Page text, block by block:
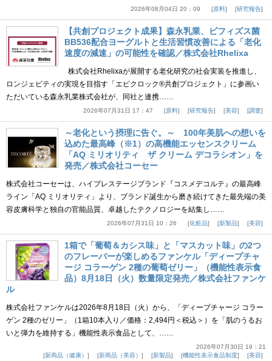
2026年08月04日 20：09 原料 研究報告
【共創プロジェクト成果】森永乳業、ビフィズス菌
BB536配合ヨーグルトと生活習慣改善による「老化
速度の減速」の可能性を確認／株式会社Rhelixa
株式会社Rhelixaが展開する老化研究の社会実装を推進し、
ロンジェビティの実現を目指す「エピクロック®共創プロジェクト」に参画い
ただいている森永乳業株式会社が、同社と連携……
2026年07月31日 17：47 原料 研究報告 美容 調査
～老化という摂理に告ぐ。～ 100年美肌への想いを
込めた最高峰（※1）の高機能エッセンスクリーム
「AQ ミリオリティ ザ クリーム デコラシオン」を
発売／株式会社コーセー
株式会社コーセーは、ハイプレステージブランド『コスメデコルテ』の最高峰
ライン「AQ ミリオリティ」より、ブランド誕生から磨き続けてきた最先端の美
容皮膚科学と独自の官能品質、卓越したテクノロジーを結集し……
2026年07月31日 10：26 化粧品 新製品 美容
1箱で「葡萄＆カシス味」と「マスカット味」の2つ
のフレーバーが楽しめるファンケル「ディープチャ
ージ コラーゲン 2種の葡萄ゼリー」（機能性表示食
品）8月18日（火）数量限定発売／株式会社ファンケ
ル
株式会社ファンケルは2026年8月18日（火）から、「ディープチャージ コラー
ゲン 2種のゼリー」（1箱10本入り／価格：2,494円＜税込＞）を「肌のうるお
いと弾力を維持する」機能性表示食品として、……
2026年07月30日 19：21
新商品（健康）
新商品（美容） 新製品 機能性表示食品制度 美容